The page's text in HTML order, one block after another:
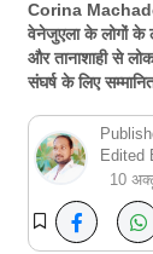
Corina Machado
वेनेजुएला के लोगों के
और तानाशाही से
संघर्ष के लिए
Edited
10